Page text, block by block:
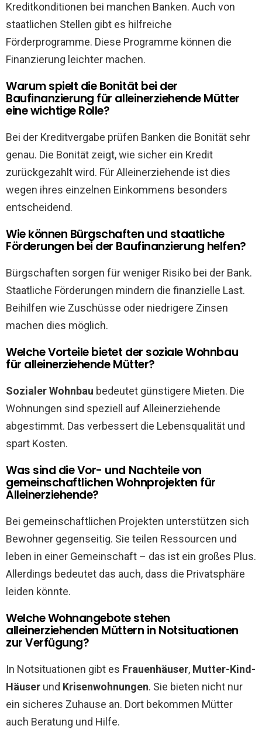
Kreditkonditionen bei manchen Banken. Auch von
staatlichen Stellen gibt es hilfreiche
Förderprogramme. Diese Programme können die
Finanzierung leichter machen.
Warum spielt die Bonität bei der
Baufinanzierung für alleinerziehende Mütter
eine wichtige Rolle?
Bei der Kreditvergabe prüfen Banken die Bonität sehr
genau. Die Bonität zeigt, wie sicher ein Kredit
zurückgezahlt wird. Für Alleinerziehende ist dies
wegen ihres einzelnen Einkommens besonders
entscheidend.
Wie können Bürgschaften und staatliche
Förderungen bei der Baufinanzierung helfen?
Bürgschaften sorgen für weniger Risiko bei der Bank.
Staatliche Förderungen mindern die finanzielle Last.
Beihilfen wie Zuschüsse oder niedrigere Zinsen
machen dies möglich.
Welche Vorteile bietet der soziale Wohnbau
für alleinerziehende Mütter?
Sozialer Wohnbau bedeutet günstigere Mieten. Die
Wohnungen sind speziell auf Alleinerziehende
abgestimmt. Das verbessert die Lebensqualität und
spart Kosten.
Was sind die Vor- und Nachteile von
gemeinschaftlichen Wohnprojekten für
Alleinerziehende?
Bei gemeinschaftlichen Projekten unterstützen sich
Bewohner gegenseitig. Sie teilen Ressourcen und
leben in einer Gemeinschaft – das ist ein großes Plus.
Allerdings bedeutet das auch, dass die Privatsphäre
leiden könnte.
Welche Wohnangebote stehen
alleinerziehenden Müttern in Notsituationen
zur Verfügung?
In Notsituationen gibt es Frauenhäuser, Mutter-Kind-
Häuser und Krisenwohnungen. Sie bieten nicht nur
ein sicheres Zuhause an. Dort bekommen Mütter
auch Beratung und Hilfe.